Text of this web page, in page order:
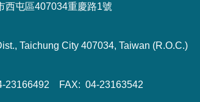
西屯區407034重慶路1號
Taichung City 407034, Taiwan (R.O.C.)
23166492 FAX: 04-23163542